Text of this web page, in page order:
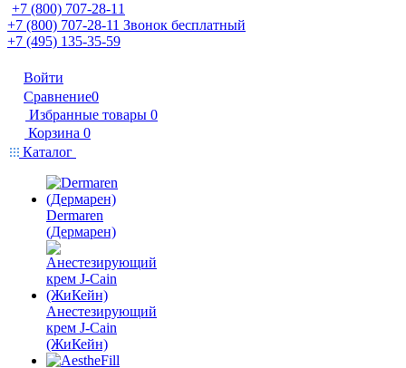
+7 (800) 707-28-11
+7 (800) 707-28-11 Звонок бесплатный
+7 (495) 135-35-59
Войти
Сравнение0
Избранные товары 0
Корзина 0
Каталог
Dermaren
(Дермарен)
Анестезирующий
крем J-Cain
(ЖиКейн)